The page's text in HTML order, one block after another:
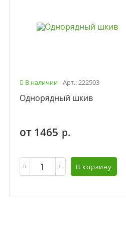
В наличии Арт.: 222503
Однорядный шкив
от 1465 р.
В корзину